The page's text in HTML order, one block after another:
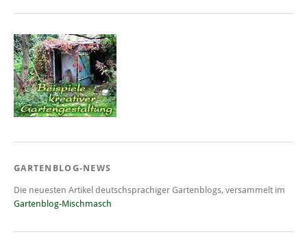
GARTENBLOG-NEWS
Die neuesten Artikel deutschsprachiger Gartenblogs, versammelt im
Gartenblog-Mischmasch